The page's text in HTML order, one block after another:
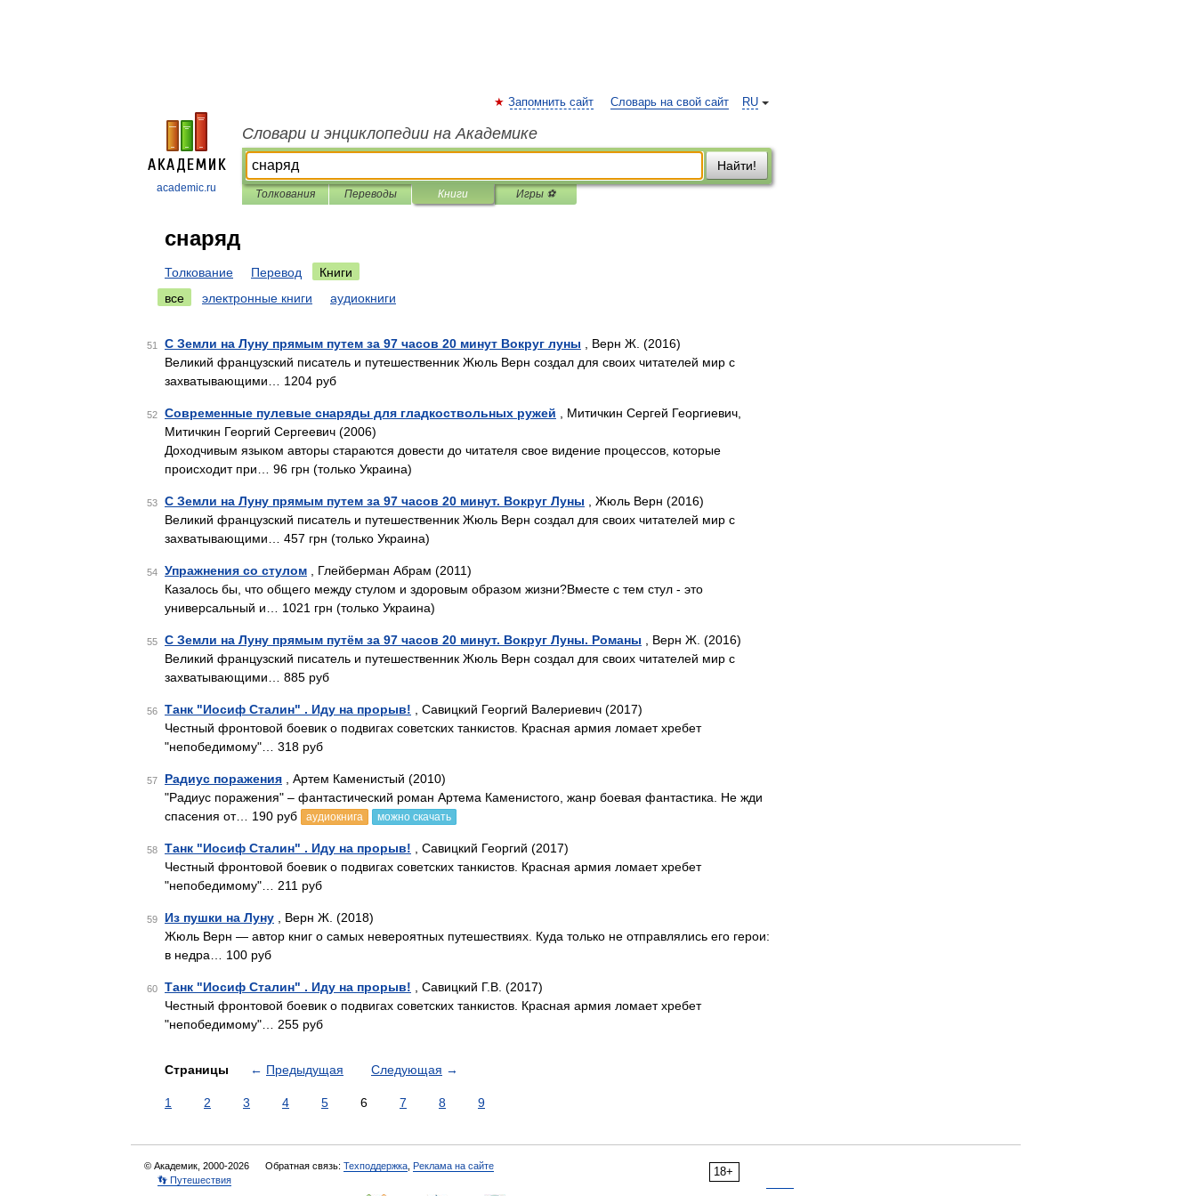
academic.ru
RU
Запомнить сайт Словарь на свой сайт
Словари и энциклопедии на Академике
Найти!
Толкования Переводы Книги Игры ⚽
снаряд
Толкование Перевод
Книги
все
электронные книги аудиокниги
51 С Земли на Луну прямым путем за 97 часов 20 минут Вокруг луны , Верн Ж. (2016)
Великий французский писатель и путешественник Жюль Верн создал для своих читателей мир с
захватывающими… 1204 руб
52 Современные пулевые снаряды для гладкоствольных ружей , Митичкин Сергей Георгиевич,
Митичкин Георгий Сергеевич (2006)
Доходчивым языком авторы стараются довести до читателя свое видение процессов, которые
происходит при… 96 грн (только Украина)
53 С Земли на Луну прямым путем за 97 часов 20 минут. Вокруг Луны , Жюль Верн (2016)
Великий французский писатель и путешественник Жюль Верн создал для своих читателей мир с
захватывающими… 457 грн (только Украина)
54 Упражнения со стулом , Глейберман Абрам (2011)
Казалось бы, что общего между стулом и здоровым образом жизни?Вместе с тем стул - это
универсальный и… 1021 грн (только Украина)
55 С Земли на Луну прямым путём за 97 часов 20 минут. Вокруг Луны. Романы , Верн Ж. (2016)
Великий французский писатель и путешественник Жюль Верн создал для своих читателей мир с
захватывающими… 885 руб
56 Танк "Иосиф Сталин" . Иду на прорыв! , Савицкий Георгий Валериевич (2017)
Честный фронтовой боевик о подвигах советских танкистов. Красная армия ломает хребет
"непобедимому"… 318 руб
57 Радиус поражения , Артем Каменистый (2010)
"Радиус поражения" – фантастический роман Артема Каменистого, жанр боевая фантастика. Не жди
спасения от… 190 руб
аудиокнига можно скачать
58 Танк "Иосиф Сталин" . Иду на прорыв! , Савицкий Георгий (2017)
Честный фронтовой боевик о подвигах советских танкистов. Красная армия ломает хребет
"непобедимому"… 211 руб
59 Из пушки на Луну , Верн Ж. (2018)
Жюль Верн — автор книг о самых невероятных путешествиях. Куда только не отправлялись его герои:
в недра… 100 руб
60 Танк "Иосиф Сталин" . Иду на прорыв! , Савицкий Г.В. (2017)
Честный фронтовой боевик о подвигах советских танкистов. Красная армия ломает хребет
"непобедимому"… 255 руб
Страницы ← Предыдущая Следующая →
1 2 3 4 5 6 7 8 9
18+
© Академик, 2000-2026 Обратная связь: Техподдержка Реклама на сайте
👣 Путешествия